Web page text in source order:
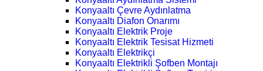
Konyaaltı Çevre Aydınlatma
Konyaaltı Diafon Onarımı
Konyaaltı Elektrik Proje
Konyaaltı Elektrik Tesisat Hizmeti
Konyaaltı Elektrikçi
Konyaaltı Elektrikli Şofben Montajı